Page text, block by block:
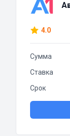
4.0
Сумма
Ставка
Срок